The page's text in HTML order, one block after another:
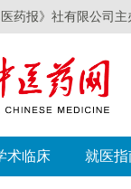
药报》社有限公司主
术临床 就医